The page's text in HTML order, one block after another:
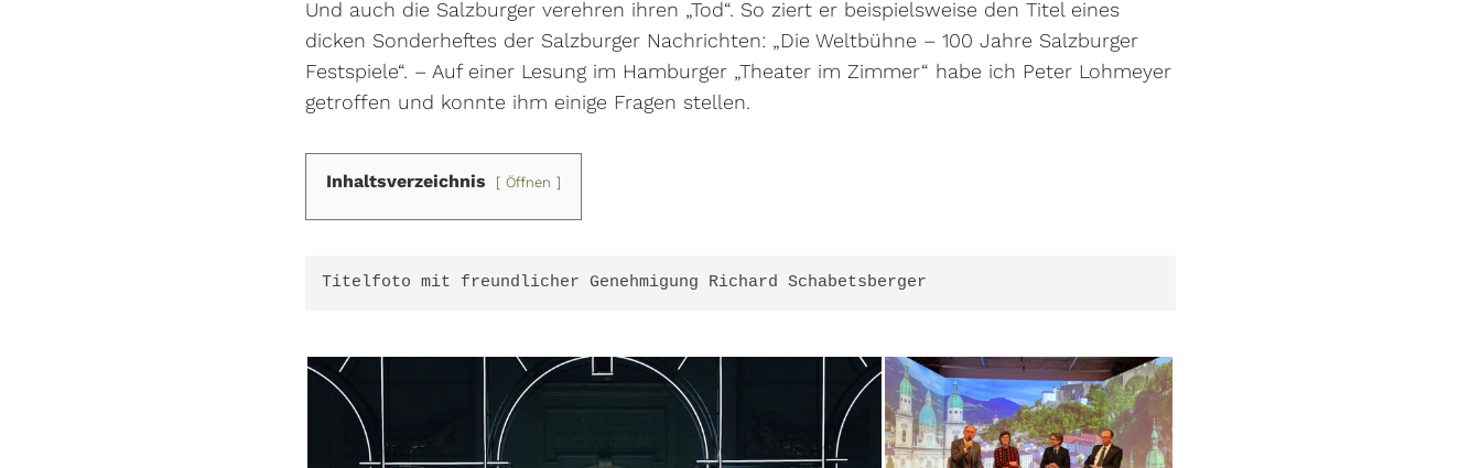
Und auch die Salzburger verehren ihren „Tod“. So ziert er beispielsweise den Titel eines
dicken Sonderheftes der Salzburger Nachrichten: „Die Weltbühne – 100 Jahre Salzburger
Festspiele“. – Auf einer Lesung im Hamburger „Theater im Zimmer“ habe ich Peter Lohmeyer
getroffen und konnte ihm einige Fragen stellen.
Inhaltsverzeichnis Öffnen
Titelfoto mit freundlicher Genehmigung Richard Schabetsberger